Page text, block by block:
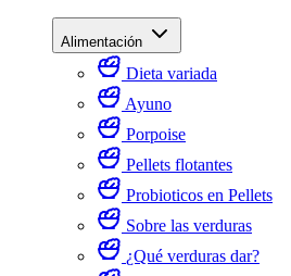
Alimentación
Dieta variada
Ayuno
Porpoise
Pellets flotantes
Probioticos en Pellets
Sobre las verduras
¿Qué verduras dar?